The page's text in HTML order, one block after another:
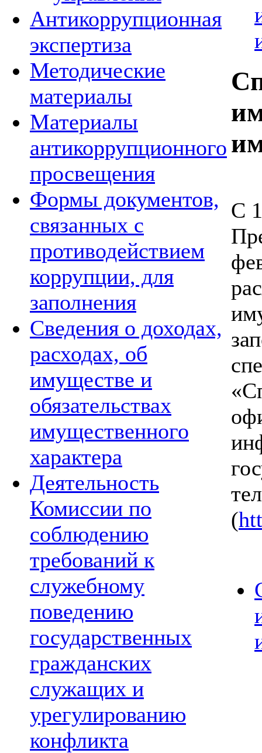
Антикоррупционная
экспертиза
Методические
материалы
Материалы
антикоррупционного
просвещения
Формы документов,
связанных с
противодействием
коррупции, для
заполнения
Сведения о доходах,
расходах, об
имуществе и
обязательствах
имущественного
характера
Деятельность
Комиссии по
соблюдению
требований к
служебному
поведению
государственных
гражданских
служащих и
урегулированию
конфликта
С
(